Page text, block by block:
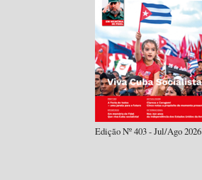
Edição Nº 403 - Jul/Ago 2026